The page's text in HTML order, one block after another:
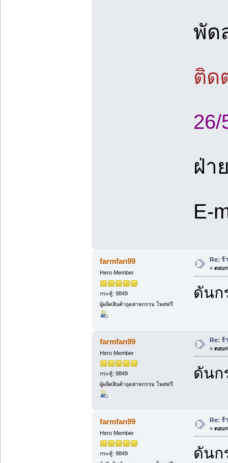
พัด
ติด
ฝ่า
E-
farmfan99
Hero Member
กระทู้: 9849
ผู้ผลิตสินค้าอุตสาหกรรม โพสฟรี
Re: ร้
« ตอบก
ดันก
farmfan99
Hero Member
กระทู้: 9849
ผู้ผลิตสินค้าอุตสาหกรรม โพสฟรี
Re: ร้
« ตอบก
ดันก
farmfan99
Hero Member
กระทู้: 9849
Re: ร้
« ตอบก
ดันก